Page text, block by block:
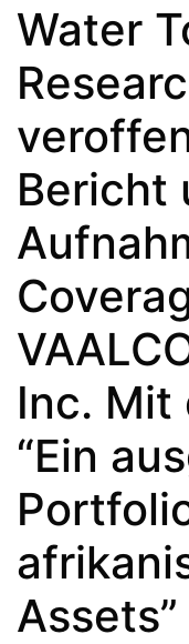
Water
Bericht
Inc. Mit
“Ein
Assets”